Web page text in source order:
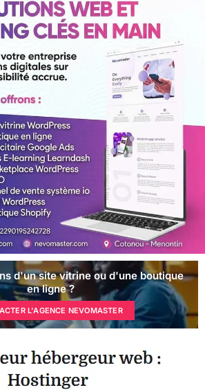
d'un site vitrine ou d'une boutique
en ligne ?
L'AGENCE NEVOMASTER